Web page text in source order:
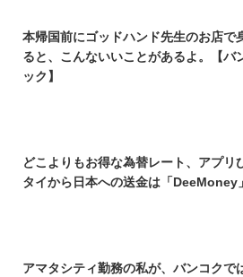
本帰国前にゴッドハンド先生のお店で
ると、こんないいことがあるよ。【バ
ック】
どこよりもお得な為替レート、アプリ
タイから日本への送金は「DeeMoney
アマタシティ勤務の私が、バンコクで